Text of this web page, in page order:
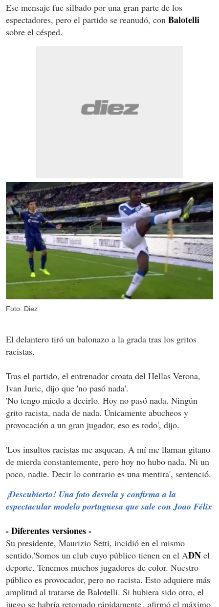
Ese mensaje fue silbado por una gran parte de los
espectadores, pero el partido se reanudó, con Balotelli
sobre el césped.
Foto: Diez
El delantero tiró un balonazo a la grada tras los gritos
racistas.
Tras el partido, el entrenador croata del Hellas Verona,
Ivan Juric, dijo que 'no pasó nada'.
'No tengo miedo a decirlo. Hoy no pasó nada. Ningún
grito racista, nada de nada. Únicamente abucheos y
provocación a un gran jugador, eso es todo', dijo.
'Los insultos racistas me asquean. A mí me llaman gitano
de mierda constantemente, pero hoy no hubo nada. Ni un
poco, nadie. Decir lo contrario es una mentira', sentenció.
¡Descubierto! Una foto desvela y confirma a la
espectacular modelo portuguesa que sale con Joao Félix
- Diferentes versiones -
Su presidente, Maurizio Setti, incidió en el mismo
sentido.'Somos un club cuyo público tienen en el ADN el
deporte. Tenemos muchos jugadores de color. Nuestro
público es provocador, pero no racista. Esto adquiere más
amplitud al tratarse de Balotelli. Si hubiera sido otro, el
juego se habría retomado rápidamente', afirmó el máximo